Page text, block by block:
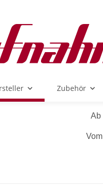
Zubehör
Ab